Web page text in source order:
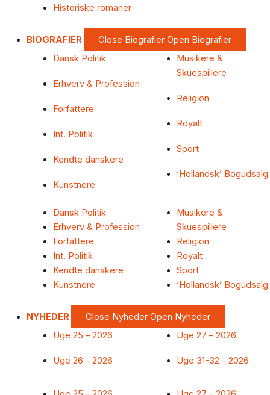
Historiske romaner
BIOGRAFIER Close Biografier Open Biografier
Dansk Politik
Erhverv & Profession
Forfattere
Int. Politik
Kendte danskere
Kunstnere
Musikere &
Skuespillere
Religion
Royalt
Sport
‘Hollandsk’ Bogudsalg
Dansk Politik
Erhverv & Profession
Forfattere
Int. Politik
Kendte danskere
Kunstnere
Musikere &
Skuespillere
Religion
Royalt
Sport
‘Hollandsk’ Bogudsalg
NYHEDER Close Nyheder Open Nyheder
Uge 25 – 2026
Uge 26 – 2026
Uge 27 – 2026
Uge 31-32 – 2026